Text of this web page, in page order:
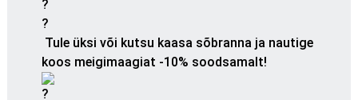
Tule üksi või kutsu kaasa sõbranna ja nautige
koos meigimaagiat -10% soodsamalt!